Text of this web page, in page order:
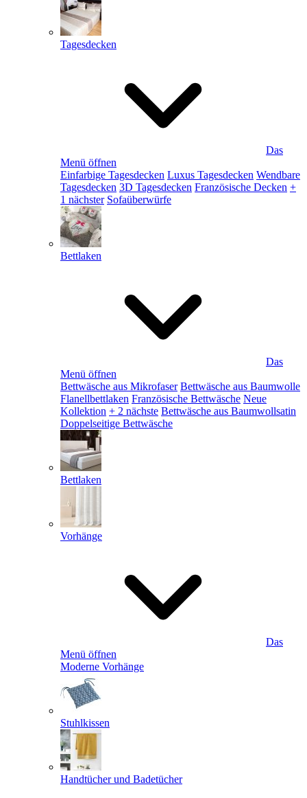
Tagesdecken
Das
Menü öffnen
Einfarbige Tagesdecken Luxus Tagesdecken Wendbare
Tagesdecken 3D Tagesdecken Französische Decken +
1 nächster Sofaüberwürfe
Bettlaken
Das
Menü öffnen
Bettwäsche aus Mikrofaser Bettwäsche aus Baumwolle
Flanellbettlaken Französische Bettwäsche Neue
Kollektion + 2 nächste Bettwäsche aus Baumwollsatin
Doppelseitige Bettwäsche
Bettlaken
Vorhänge
Das
Menü öffnen
Moderne Vorhänge
Stuhlkissen
Handtücher und Badetücher